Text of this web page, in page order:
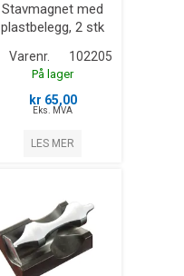
Stavmagnet med
plastbelegg, 2 stk
Varenr. 102205
På lager
kr 65,00
Eks. MVA
LES MER